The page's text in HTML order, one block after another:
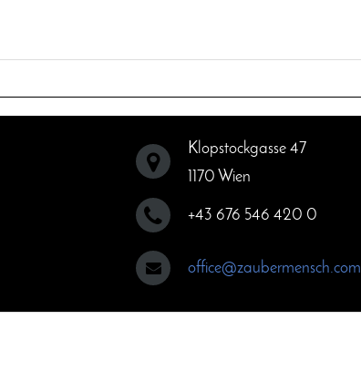
Klopstockgasse 47
1170 Wien
+43 676 546 420 0
office@zaubermensch.com